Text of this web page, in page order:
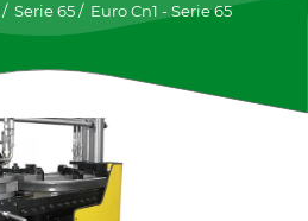
/ Serie 65/ Euro Cn1 - Serie 65